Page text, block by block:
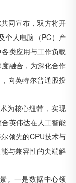
同宣布，双方将开
个人电脑（PC）产
类应用与工作负载
融合，为深化合作
向英特尔普通股投
为核心纽带，实现
英伟达在人工智能
领先的CPU技术与
与兼容性的尖端解
。一是数据中心领